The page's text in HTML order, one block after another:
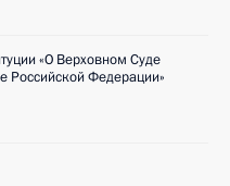
«О Верховном Суде
Российской Федерации»